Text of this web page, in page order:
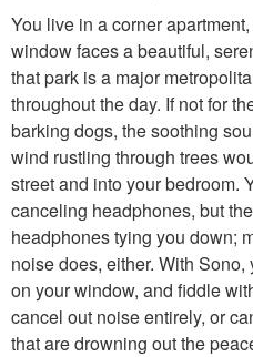
You live in a corner
window faces a beautiful,
that park is a major
throughout the day. If not for
barking dogs, the soothing
wind rustling through trees
street and into your bedroom.
canceling headphones, but
headphones tying you down;
noise does, either. With
on your window, and fiddle
cancel out noise entirely, or
that are drowning out the